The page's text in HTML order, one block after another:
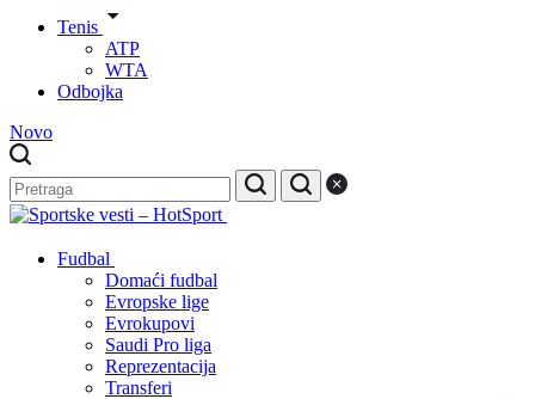
Tenis
ATP
WTA
Odbojka
Novo
Fudbal
Domaći fudbal
Evropske lige
Evrokupovi
Saudi Pro liga
Reprezentacija
Transferi